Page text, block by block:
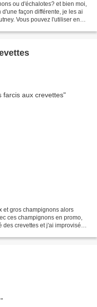
ou d'échalotes? et bien moi,
façon différente, je les ai
Vous pouvez l'utiliser en
et gros champignons alors
ces champignons en promo,
des crevettes et j'ai improvisé